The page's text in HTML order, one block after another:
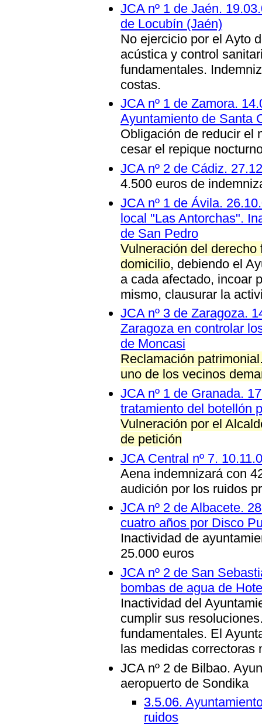
JCA nº 1 de Jaén.
de Locubín (Jaén)
No ejercicio por el Ayto
acústica y control
fundamentales.
costas.
JCA nº 1 de Zamora.
Ayuntamiento de Santa
Obligación de reducir el
cesar el repique
JCA nº 2 de Cádiz.
4.500 euros de
JCA nº 1 de Ávila.
local "Las Antorchas".
de San Pedro
Vulneración del
domicilio, debiendo el
a cada afectado, incoar
mismo, clausurar la
JCA nº 3 de Zaragoza.
Zaragoza en controlar
de Moncasi
Reclamación
uno de los vecinos
JCA nº 1 de Granada.
tratamiento del botellón
Vulneración por el
de petición
JCA Central nº 7.
Aena indemnizará con
audición por los ruidos
JCA nº 2 de Albacete.
cuatro años por Disco
Inactividad de
25.000 euros
JCA nº 2 de San
bombas de agua de
Inactividad del
cumplir sus
fundamentales. El
las medidas correctoras
JCA nº 2 de Bilbao.
aeropuerto de Sondika
3.5.06.
ruidos